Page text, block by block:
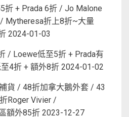
折 + Prada 6折 / Jo Malone
Mytheresa折上8折~大量
2024-01-03
/ Loewe低至5折 + Prada有
4折 + 額外8折 2024-01-02
貨 / 48折加拿大鵝外套 / 43
Roger Vivier /
額外85折 2023-12-27